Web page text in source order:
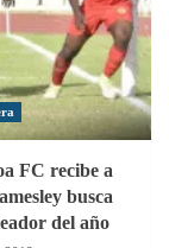
FC recibe a
busca
del año